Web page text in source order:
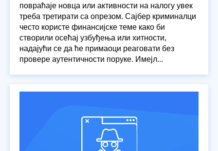
повраћаје новца или активности на налогу увек
треба третирати са опрезом. Сајбер криминалци
често користе финансијске теме како би
створили осећај узбуђења или хитности,
надајући се да ће примаоци реаговати без
провере аутентичности поруке. Имејл...